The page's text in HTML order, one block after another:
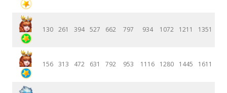
130 261 394 527 662 797 934 1072 1211 1351
156 313 472 631 792 953 1116 1280 1445 1611